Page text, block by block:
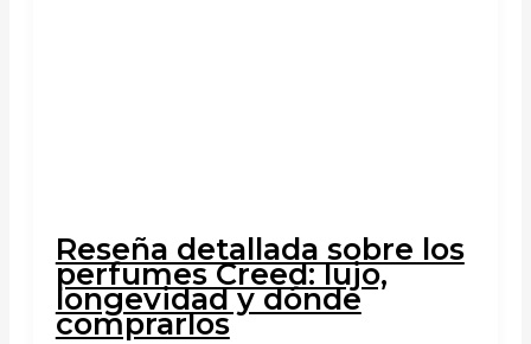
Reseña detallada sobre los
perfumes Creed: lujo,
longevidad y dónde
comprarlos